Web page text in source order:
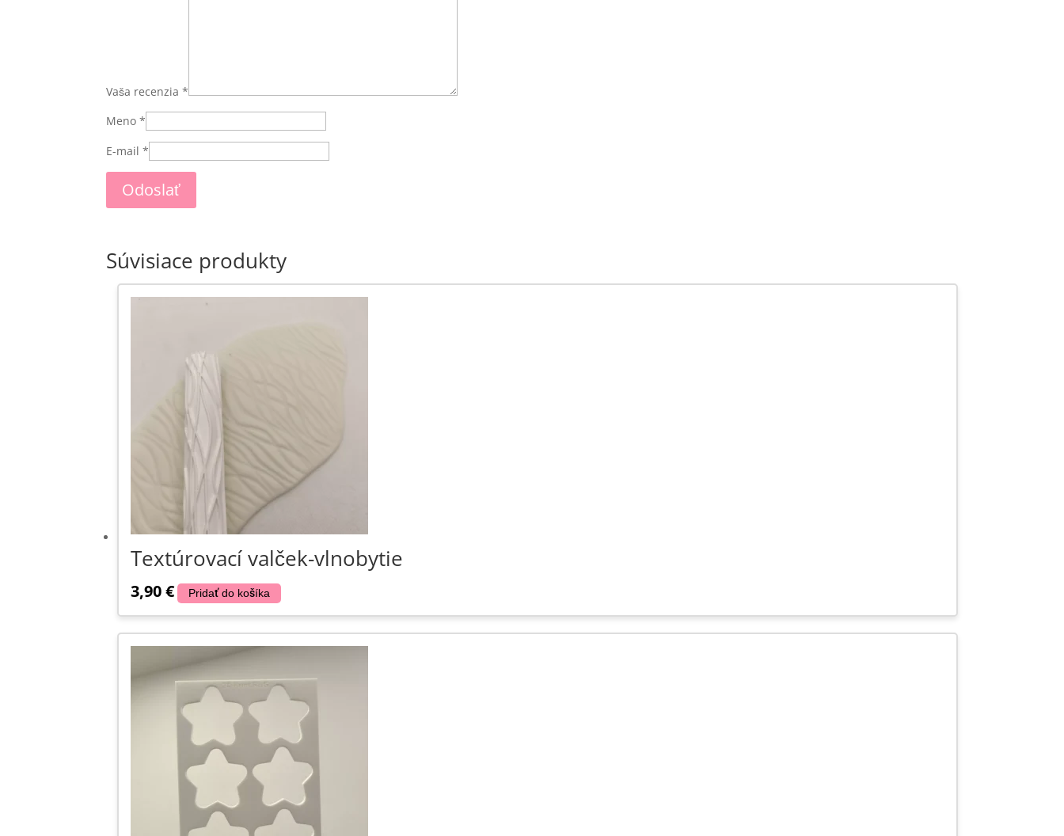
Vaša recenzia*
Meno*
E-mail*
Súvisiace produkty
Textúrovací valček-vlnobytie
3,90€ Pridať do košíka